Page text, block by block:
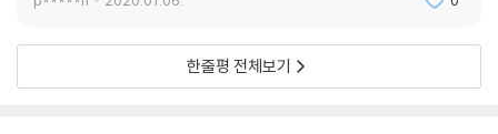
한줄평 전체보기